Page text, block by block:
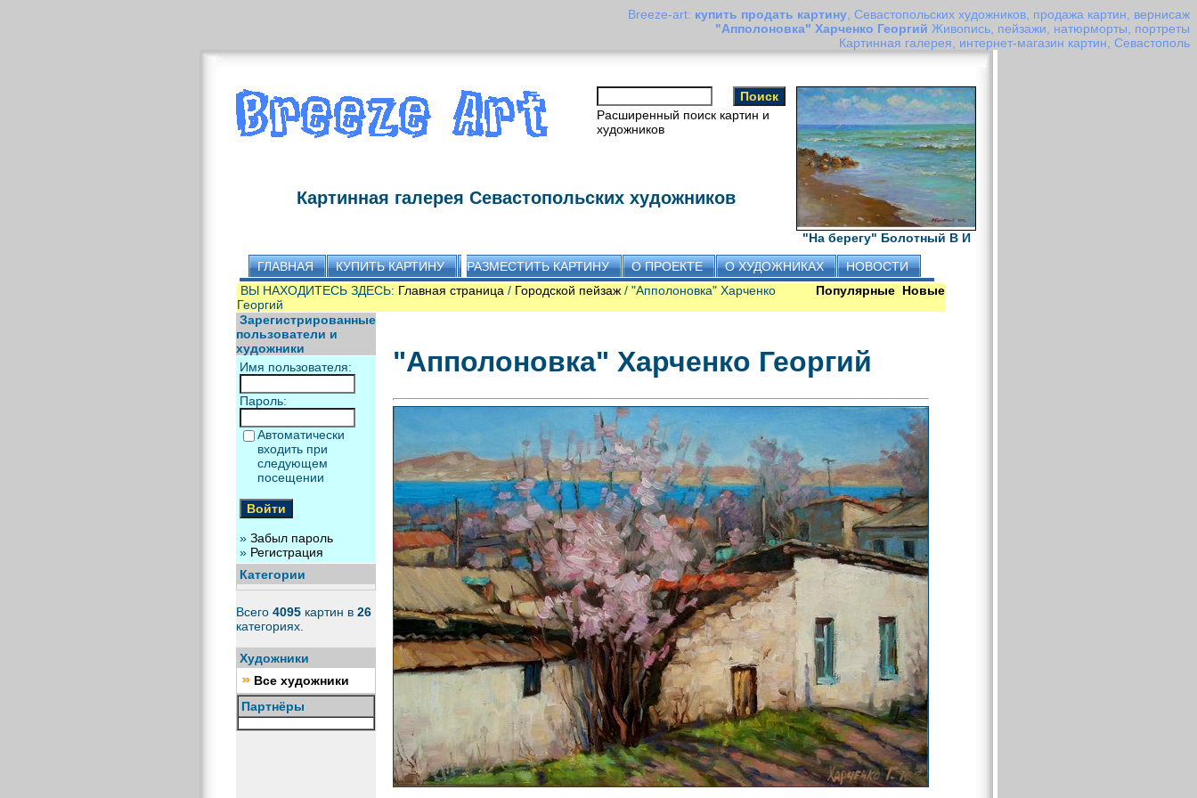
Breeze-art: купить продать картину , Севастопольских художников, продажа картин, вернисаж
"Апполоновка" Харченко Георгий Живопись, пейзажи, натюрморты, портреты
Картинная галерея, интернет-магазин картин, Севастополь
Расширенный поиск картин и
художников
"На берегу" Болотный В И
Картинная галерея Севастопольских художников
ГЛАВНАЯ КУПИТЬ КАРТИНУ РАЗМЕСТИТЬ КАРТИНУ О ПРОЕКТЕ О ХУДОЖНИКАХ
НОВОСТИ
ВЫ НАХОДИТЕСЬ ЗДЕСЬ: Главная страница / Городской пейзаж / "Апполоновка" Харченко
Георгий
Популярные Новые
Зарегистрированные
пользователи и
художники
Имя пользователя:
Пароль:
Автоматически
входить при
следующем
посещении
» Забыл пароль
» Регистрация
Категории
Всего 4095 картин в 26
категориях.
Художники
Все художники
Партнёры
"Апполоновка" Харченко Георгий